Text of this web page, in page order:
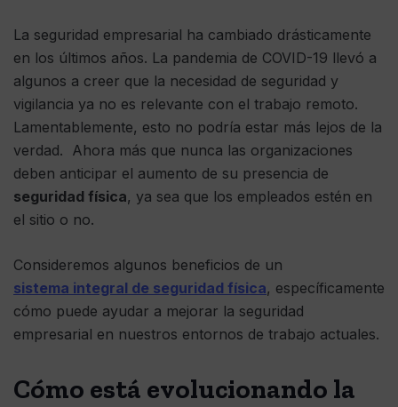
La seguridad empresarial ha cambiado drásticamente
en los últimos años. La pandemia de COVID-19 llevó a
algunos a creer que la necesidad de seguridad y
vigilancia ya no es relevante con el trabajo remoto.
Lamentablemente, esto no podría estar más lejos de la
verdad. Ahora más que nunca las organizaciones
deben anticipar el aumento de su presencia de
seguridad física, ya sea que los empleados estén en
el sitio o no.
Consideremos algunos beneficios de un
sistema integral de seguridad física, específicamente
cómo puede ayudar a mejorar la seguridad
empresarial en nuestros entornos de trabajo actuales.
Cómo está evolucionando la